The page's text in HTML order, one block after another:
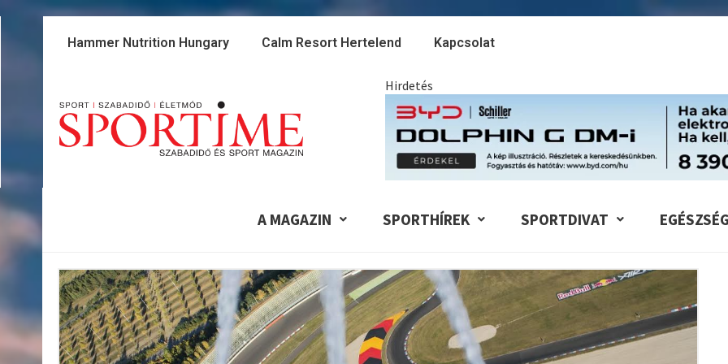
Hammer Nutrition Hungary Calm Resort Hertelend Kapcsolat
Hirdetés
A MAGAZIN SPORTHÍREK SPORTDIVAT EGÉSZSÉG